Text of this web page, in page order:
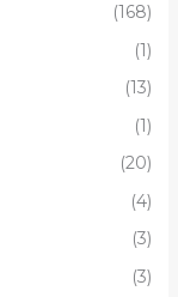
(168)
(1)
(13)
(1)
(20)
(4)
(3)
(3)